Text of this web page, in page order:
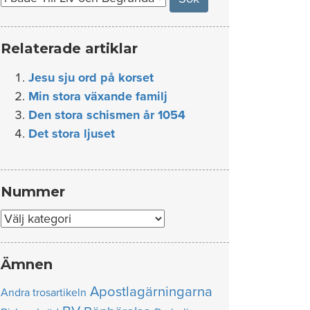
Relaterade artiklar
Jesu sju ord på korset
Min stora växande familj
Den stora schismen år 1054
Det stora ljuset
Nummer
Nummer
Ämnen
Andra trosartikeln Apostlagärningarna